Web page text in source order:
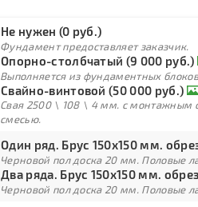
Не нужен (0 руб.)
Фундамент предоставляет заказчик.
Опорно-столбчатый (9 000 руб.)
Выполняется из фундаментных
Свайно-винтовой (50 000 руб.)
Свая 2500 \ 108 \ 4 мм. с монтажным
смесью.
Один ряд. Брус 150х150 мм.
Черновой пол доска 20 мм. Половые
Два ряда. Брус 150х150 мм.
Черновой пол доска 20 мм. Половые